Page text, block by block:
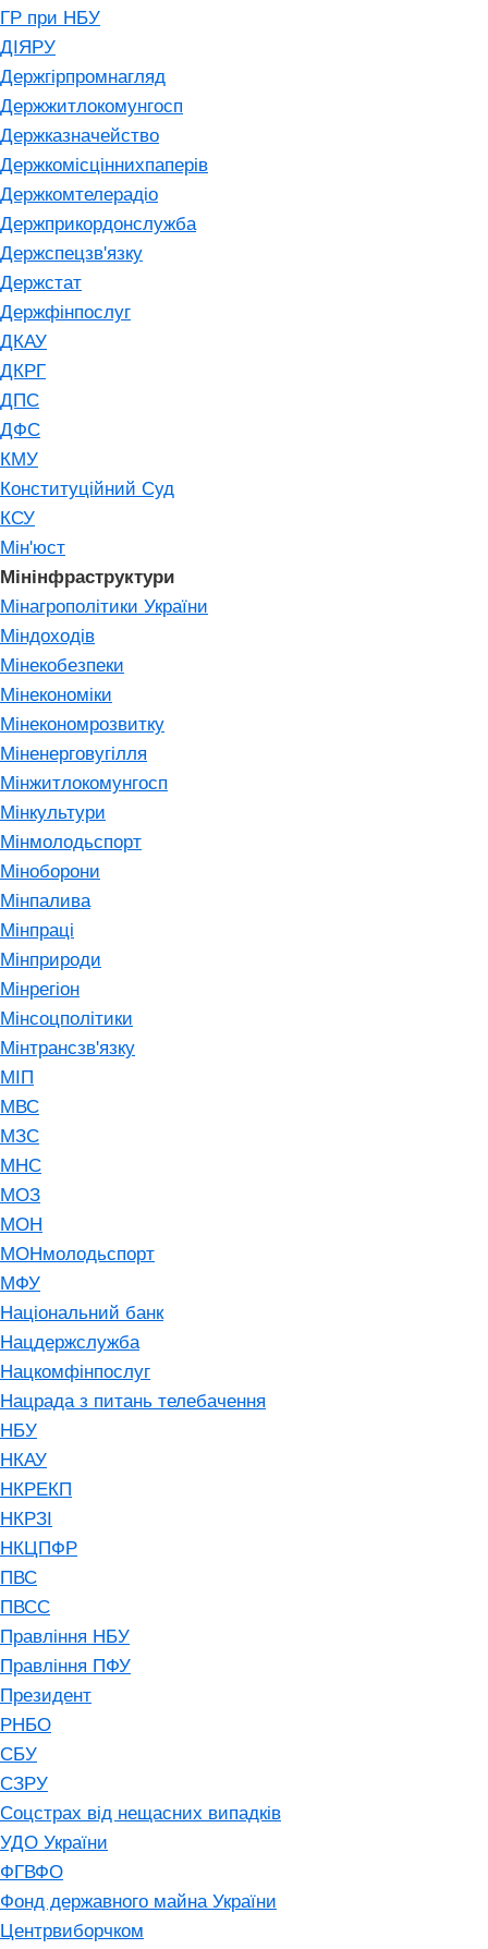
ГР при НБУ
ДІЯРУ
Держгірпромнагляд
Держжитлокомунгосп
Держказначейство
Держкомісціннихпаперів
Держкомтелерадіо
Держприкордонслужба
Держспецзв'язку
Держстат
Держфінпослуг
ДКАУ
ДКРГ
ДПС
ДФС
КМУ
Конституційний Суд
КСУ
Мін'юст
Мінінфраструктури
Мінагрополітики України
Міндоходів
Мінекобезпеки
Мінекономіки
Мінекономрозвитку
Міненерговугілля
Мінжитлокомунгосп
Мінкультури
Мінмолодьспорт
Міноборони
Мінпалива
Мінпраці
Мінприроди
Мінрегіон
Мінсоцполітики
Мінтрансзв'язку
МІП
МВС
МЗС
МНС
МОЗ
МОН
МОНмолодьспорт
МФУ
Національний банк
Нацдержслужба
Нацкомфінпослуг
Нацрада з питань телебачення
НБУ
НКАУ
НКРЕКП
НКРЗІ
НКЦПФР
ПВС
ПВСС
Правління НБУ
Правління ПФУ
Президент
РНБО
СБУ
СЗРУ
Соцстрах від нещасних випадків
УДО України
ФГВФО
Фонд державного майна України
Центрвиборчком